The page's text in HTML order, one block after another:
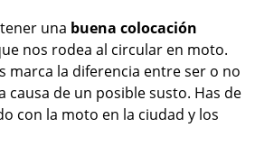
una buena colocación
nos rodea al circular en moto.
marca la diferencia entre ser o no
causa de un posible susto. Has de
con la moto en la ciudad y los